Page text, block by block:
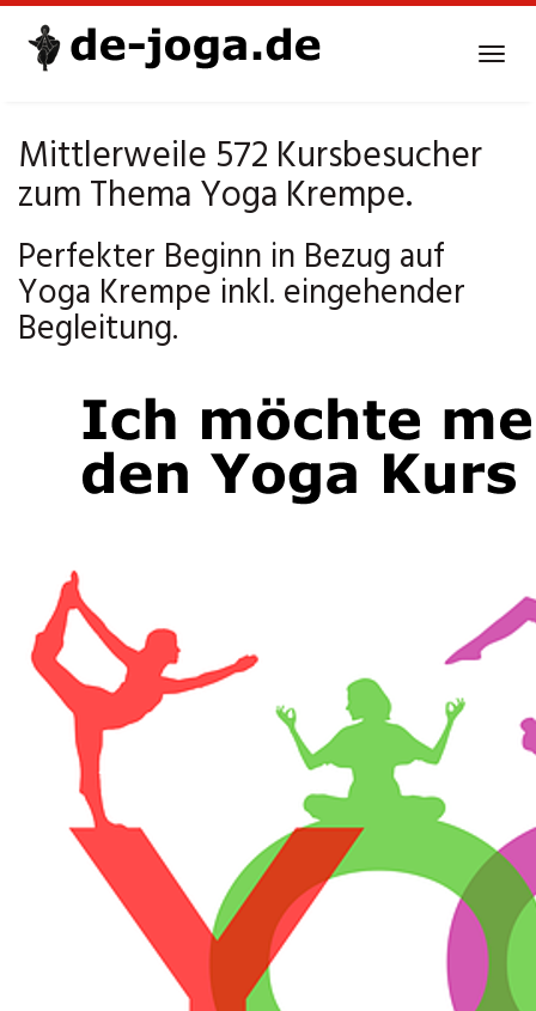
Mittlerweile 572 Kursbesucher
zum Thema Yoga Krempe.
Perfekter Beginn in Bezug auf
Yoga Krempe inkl. eingehender
Begleitung.